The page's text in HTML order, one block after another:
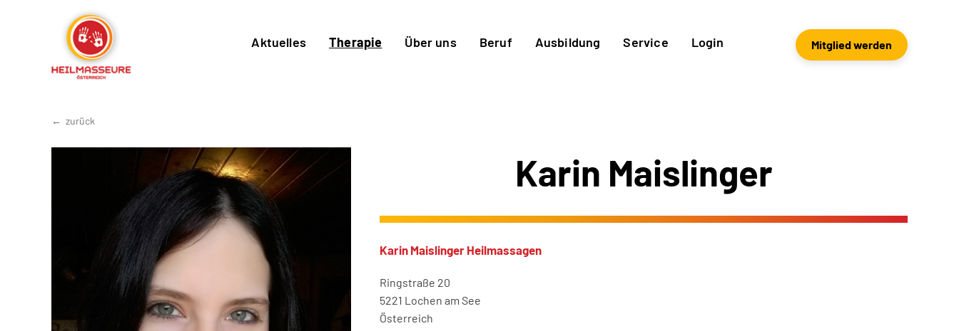
Aktuelles Therapie Über uns Beruf Ausbildung Service Login Mitglied werden
zurück
Karin Maislinger
Karin Maislinger Heilmassagen
Ringstraße 20
5221 Lochen am See
Österreich